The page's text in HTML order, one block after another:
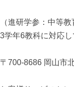
（進研学参：中等
3学年6教科に対応し
〒700-8686 岡山市